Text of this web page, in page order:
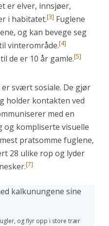
er elver, innsjøer,
i habitatet.[3] Fuglene
og kan bevege seg
vinterområde.[4]
de er 10 år gamle.[5]
svært sosiale. De gjør
holder kontakten ved
med en
og kompliserte visuelle
pratsomme fuglene,
28 ulike rop og lyder
[7]
og flyr opp i store trær